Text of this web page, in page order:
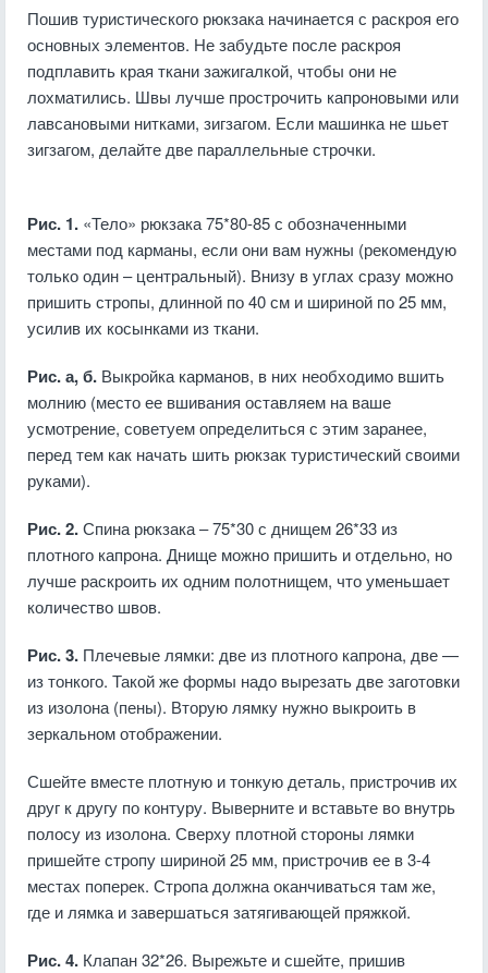
Пошив туристического рюкзака начинается с раскроя его
основных элементов. Не забудьте после раскроя
подплавить края ткани зажигалкой, чтобы они не
лохматились. Швы лучше прострочить капроновыми или
лавсановыми нитками, зигзагом. Если машинка не шьет
зигзагом, делайте две параллельные строчки.
Рис. 1. «Тело» рюкзака 75*80-85 с обозначенными
местами под карманы, если они вам нужны (рекомендую
только один – центральный). Внизу в углах сразу можно
пришить стропы, длинной по 40 см и шириной по 25 мм,
усилив их косынками из ткани.
Рис. а, б. Выкройка карманов, в них необходимо вшить
молнию (место ее вшивания оставляем на ваше
усмотрение, советуем определиться с этим заранее,
перед тем как начать шить рюкзак туристический своими
руками).
Рис. 2.Спина рюкзака – 75*30 с днищем 26*33 из
плотного капрона. Днище можно пришить и отдельно, но
лучше раскроить их одним полотнищем, что уменьшает
количество швов.
Рис. 3. Плечевые лямки: две из плотного капрона, две —
из тонкого. Такой же формы надо вырезать две заготовки
из изолона (пены). Вторую лямку нужно выкроить в
зеркальном отображении.
Сшейте вместе плотную и тонкую деталь, пристрочив их
друг к другу по контуру. Выверните и вставьте во внутрь
полосу из изолона. Сверху плотной стороны лямки
пришейте стропу шириной 25 мм, пристрочив ее в 3-4
местах поперек. Стропа должна оканчиваться там же,
где и лямка и завершаться затягивающей пряжкой.
Рис. 4. Клапан 32*26. Вырежьте и сшейте, пришив